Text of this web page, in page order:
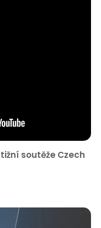
soutěže Czech